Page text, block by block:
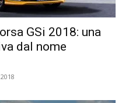
GSi 2018: una
dal nome